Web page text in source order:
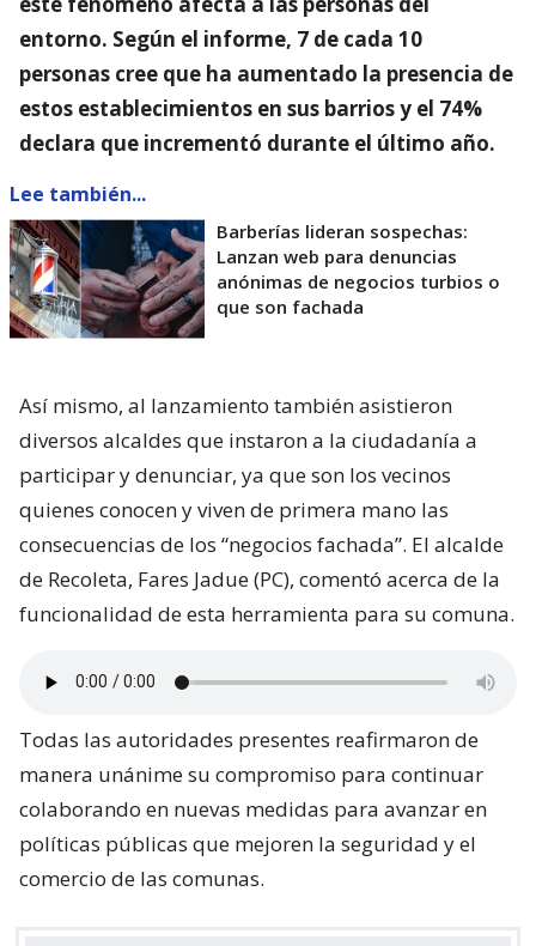
entorno. Según el informe, 7 de cada 10
personas cree que ha aumentado la presencia de
estos establecimientos en sus barrios y el 74%
declara que incrementó durante el último año.
Lee también...
Barberías lideran sospechas:
Lanzan web para denuncias
anónimas de negocios turbios o
que son fachada
Así mismo, al lanzamiento también asistieron
diversos alcaldes que instaron a la ciudadanía a
participar y denunciar, ya que son los vecinos
quienes conocen y viven de primera mano las
consecuencias de los “negocios fachada”. El alcalde
de Recoleta, Fares Jadue (PC), comentó acerca de la
funcionalidad de esta herramienta para su comuna.
Todas las autoridades presentes reafirmaron de
manera unánime su compromiso para continuar
colaborando en nuevas medidas para avanzar en
políticas públicas que mejoren la seguridad y el
comercio de las comunas.